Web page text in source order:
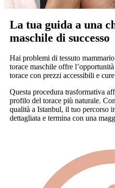
La tua guida a una
maschile di successo
Hai problemi di tessuto
torace maschile offre
torace con prezzi accessibili e
Questa procedura trasformativa
profilo del torace più naturale.
qualità a Istanbul, il tuo percorso
dettagliata e termina con una